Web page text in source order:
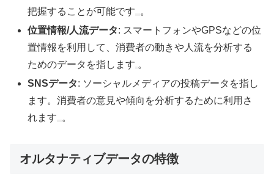
把握することが可能です
。
位置情報/人流データ: スマートフォンやGPSなどの位
置情報を利用して、消費者の動きや人流を分析する
ためのデータを指します 。
SNSデータ: ソーシャルメディアの投稿データを指し
ます。消費者の意見や傾向を分析するために利用さ
れます
。
オルタナティブデータの特徴